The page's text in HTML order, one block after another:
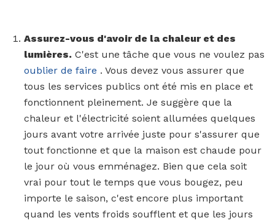
Assurez-vous d'avoir de la chaleur et des
lumières. C'est une tâche que vous ne voulez pas
oublier de faire . Vous devez vous assurer que
tous les services publics ont été mis en place et
fonctionnent pleinement. Je suggère que la
chaleur et l'électricité soient allumées quelques
jours avant votre arrivée juste pour s'assurer que
tout fonctionne et que la maison est chaude pour
le jour où vous emménagez. Bien que cela soit
vrai pour tout le temps que vous bougez, peu
importe le saison, c'est encore plus important
quand les vents froids soufflent et que les jours